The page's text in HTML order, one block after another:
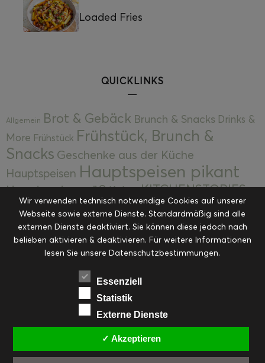
Loaded Fries
QUICKLINKS
Allgemein Brot & Gebäck Brunch & Snacks Drinks &
More Frühstück Frühstück, Brunch &
Snacks Geschenke aus der Küche
Hauptspeisen Hauptspeisen pikant
Hauptspeisen süßKekseKITCHENSTORIES
Kuchen, Torten & Desserts Kuchen und
Desserts Kulinarik Kulinarische Mitbringsel &
Eingemachtes Ohne Kategorie Ostern Resteküche
RezepteSaisonalSliderStartseite
Suppen, Salate & Vorspeisen
Vorspeisen, Salate & Suppen
Weihnachten Workshops & Events
Wir verwenden technisch notwendige Cookies auf unserer
Webseite sowie externe Dienste. Standardmäßig sind alle
externen Dienste deaktiviert. Sie können diese jedoch nach
belieben aktivieren & deaktivieren. Für weitere Informationen
lesen Sie unsere Datenschutzbestimmungen.
Essenziell
Statistik
Externe Dienste
✓ Akzeptieren